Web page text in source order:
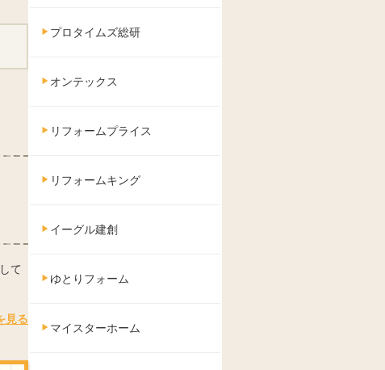
て
見る
プロタイムズ総研
オンテックス
リフォームプライス
リフォームキング
イーグル建創
ゆとりフォーム
マイスターホーム